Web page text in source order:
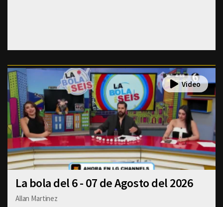
La bola del 6 - 07 de Agosto del 2026
Allan Martinez